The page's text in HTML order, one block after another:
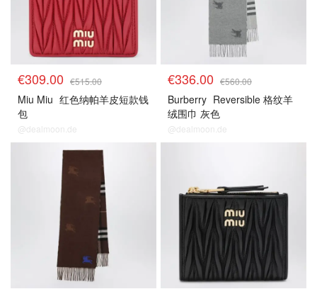
€309.00 €515.00
Miu Miu 红色纳帕羊皮短款钱
包
@dealmoon.de
€336.00 €560.00
Burberry Reversible 格纹羊
绒围巾 灰色
@dealmoon.de